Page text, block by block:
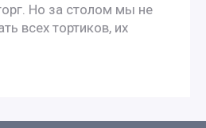
Но за столом мы не
всех тортиков, их